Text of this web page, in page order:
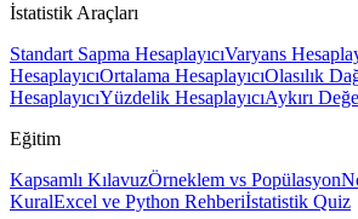
İstatistik Araçları
Standart Sapma HesaplayıcıVaryans
HesaplayıcıOrtalama HesaplayıcıOlasılık
HesaplayıcıYüzdelik HesaplayıcıAykırı
Eğitim
Kapsamlı KılavuzÖrneklem vs Popülasyon
KuralExcel ve Python Rehberiİstatistik Quiz